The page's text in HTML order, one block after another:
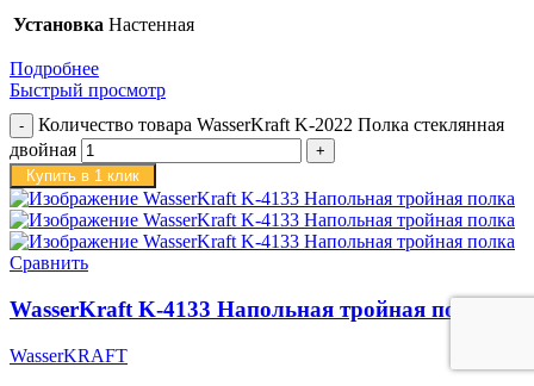
Установка Настенная
Подробнее
Быстрый просмотр
Количество товара WasserKraft K-2022 Полка стеклянная
двойная
Купить в 1 клик
Сравнить
WasserKraft K-4133 Напольная тройная полка
WasserKRAFT